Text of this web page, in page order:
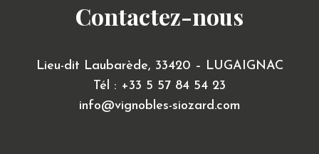
Contactez-nous
Lieu-dit Laubarède, 33420 – LUGAIGNAC
Tél : +33 5 57 84 54 23
info@vignobles-siozard.com